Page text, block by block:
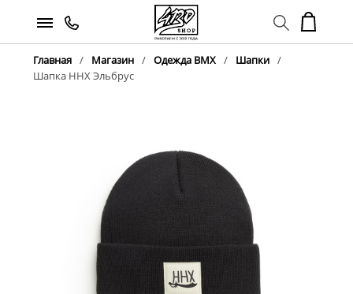
Главная Магазин Одежда BMX
Шапки
Шапка ННХ Эльбрус